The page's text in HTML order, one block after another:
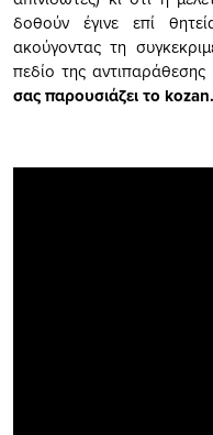
δοθούν έγινε επί
ακούγοντας τη
πεδίο της αντιπαράθεσης
σας παρουσιάζει το